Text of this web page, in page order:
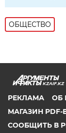
ОБЩЕСТВО
KZAIF.KZ
РЕКЛАМА
ОБ
МАГАЗИН
СООБЩИТЬ В